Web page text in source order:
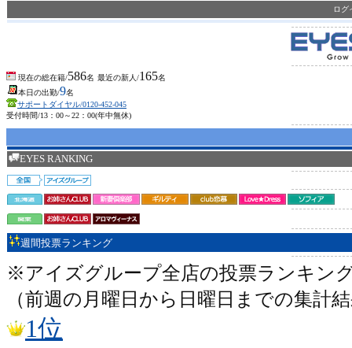
ロ
現在の総在籍/586名 最近の新人/165名
本日の出勤/9名
サポートダイヤル/0120-452-045
受付時間/13：00～22：00(年中無休)
EYES RANKING
週間投票ランキング
※アイズグループ全店の投票ランキン
（前週の月曜日から日曜日までの集計
1位